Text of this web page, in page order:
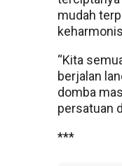
mudah
“Kita
berjalan
domba
persatuan
***